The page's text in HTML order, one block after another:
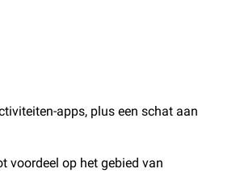
apps, plus een schat aan
voordeel op het gebied van